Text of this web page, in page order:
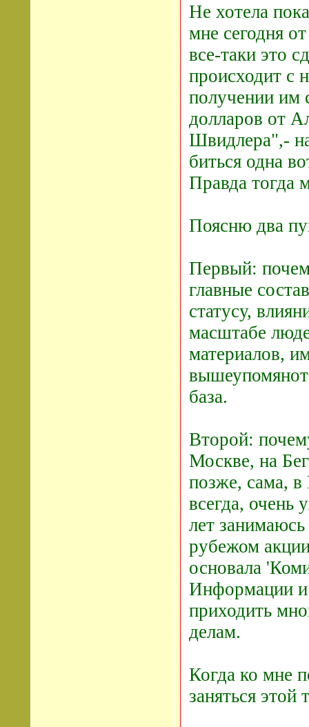
Не хотела
мне сегодня
все-таки это
происходит с
получении им
долларов от
Швидлера",-
биться одна
Правда тогда
Поясню два
Первый:
главные
статусу,
масштабе
материалов,
база.
Второй:
Москве, на
позже, сама,
всегда, очень
лет
рубежом
основала
Информации и
приходить
делам.
Когда ко мне
заняться этой